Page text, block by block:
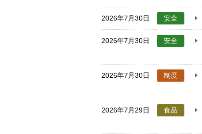
2026年7月30日 安全
2026年7月30日 安全
2026年7月30日 制度
2026年7月29日 食品